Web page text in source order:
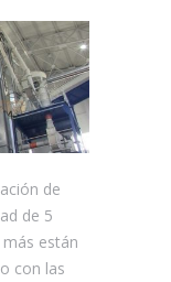
de
de 5
están
con las